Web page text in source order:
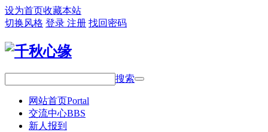
设为首页收藏本站
切换风格 登录 注册 找回密码
搜索
网站首页Portal
交流中心BBS
新人报到